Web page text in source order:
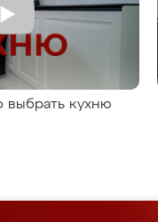
выбрать кухню